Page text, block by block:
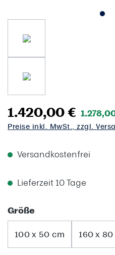
1.420,00 €
Preise inkl. MwSt., zzgl.
Versandkostenfrei
Lieferzeit 10 Tage
Größeauswählen
100 x 50 cm 160 x